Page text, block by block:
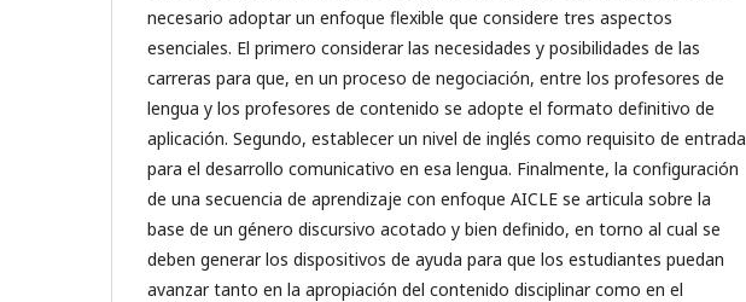
necesario adoptar un enfoque flexible que considere tres aspectos
esenciales. El primero considerar las necesidades y posibilidades de las
carreras para que, en un proceso de negociación, entre los profesores de
lengua y los profesores de contenido se adopte el formato definitivo de
aplicación. Segundo, establecer un nivel de inglés como requisito de entrada
para el desarrollo comunicativo en esa lengua. Finalmente, la configuración
de una secuencia de aprendizaje con enfoque AICLE se articula sobre la
base de un género discursivo acotado y bien definido, en torno al cual se
deben generar los dispositivos de ayuda para que los estudiantes puedan
avanzar tanto en la apropiación del contenido disciplinar como en el